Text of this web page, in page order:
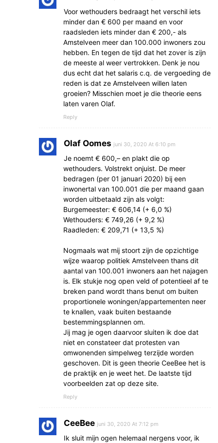
Voor wethouders bedraagt het verschil iets
minder dan € 600 per maand en voor
raadsleden iets minder dan € 200,- als
Amstelveen meer dan 100.000 inwoners zou
hebben. En tegen de tijd dat het zover is zijn
de meeste al weer vertrokken. Denk je nou
dus echt dat het salaris c.q. de vergoeding de
reden is dat ze Amstelveen willen laten
groeien? Misschien moet je die theorie eens
laten varen Olaf.
Reply
Olaf Oomes juni 30, 2020 At 6:10 pm
Je noemt € 600,– en plakt die op
wethouders. Volstrekt onjuist. De meer
bedragen (per 01 januari 2020) bij een
inwonertal van 100.001 die per maand gaan
worden uitbetaald zijn als volgt:
Burgemeester: € 606,14 (+ 6,0 %)
Wethouders: € 749,26 (+ 9,2 %)
Raadleden: € 209,71 (+ 13,5 %)
Nogmaals wat mij stoort zijn de opzichtige
wijze waarop politiek Amstelveen thans dit
aantal van 100.001 inwoners aan het najagen
is. Elk stukje nog open veld of potentieel af te
breken pand wordt thans benut om buiten
proportionele woningen/appartementen neer
te knallen, vaak buiten bestaande
bestemmingsplannen om.
Jij mag je ogen daarvoor sluiten ik doe dat
niet en constateer dat protesten van
omwonenden simpelweg terzijde worden
geschoven. Dit is geen theorie CeeBee het is
de praktijk en je weet het. De laatste tijd
voorbeelden zat op deze site.
Reply
CeeBee juni 30, 2020 At 7:12 pm
Ik sluit mijn ogen helemaal nergens voor, ik